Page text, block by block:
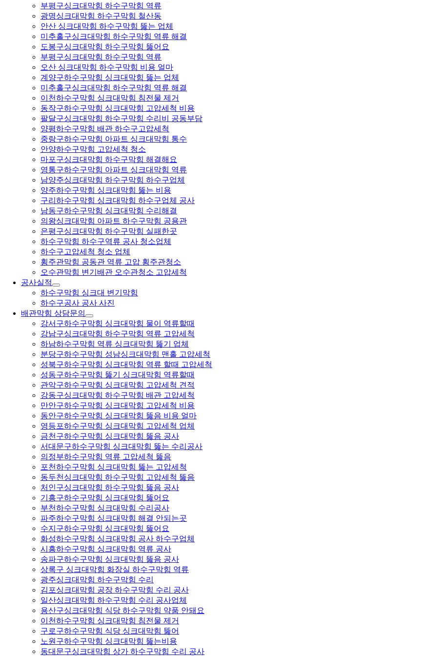
부평구싱크대막힘 하수구막힘 역류
광명싱크대막힘 하수구막힘 철산동
안산 싱크대막힘 하수구막힘 뚫는 업체
미추홀구싱크대막힘 하수구막힘 역류 해결
도봉구싱크대막힘 하수구막힘 뚫어요
부평구싱크대막힘 하수구막힘 역류
오산 싱크대막힘 하수구막힘 비용 얼마
계양구하수구막힘 싱크대막힘 뚫는 업체
미추홀구싱크대막힘 하수구막힘 역류 해결
이천하수구막힘 싱크대막힘 침전물 제거
동작구하수구막힘 싱크대막힘 고압세척 비용
팔달구싱크대막힘 하수구막힘 수리비 공동부담
양평하수구막힘 배관 하수구고압세척
중랑구하수구막힘 아파트 싱크대막힘 통수
안양하수구막힘 고압세척 청소
마포구싱크대막힘 하수구막힘 해결해요
영통구하수구막힘 아파트 싱크대막힘 역류
남양주싱크대막힘 하수구막힘 하수구업체
양주하수구막힘 싱크대막힘 뚫는 비용
구리하수구막힘 싱크대막힘 하수구업체 공사
남동구하수구막힘 싱크대막힘 수리해결
의왕싱크대막힘 아파트 하수구막힘 공용관
은평구싱크대막힘 하수구막힘 실패한곳
하수구막힘 하수구역류 공사 청소업체
하수구고압세척 청소 업체
횡주관막힘 공동관 역류 고압 횡주관청소
오수관막힘 변기배관 오수관청소 고압세척
공사실적
하수구막힘 싱크대 변기막힘
하수구공사 공사 사진
배관막힘 상담문의
강서구하수구막힘 싱크대막힘 물이 역류할때
강남구싱크대막힘 하수구막힘 역류 고압세척
하남하수구막힘 역류 싱크대막힘 뚫기 업체
분당구하수구막힘 성남싱크대막힘 맨홀 고압세척
성북구하수구막힘 싱크대막힘 역류 할때 고압세척
성동구하수구막힘 뚫기 싱크대막힘 역류할때
관악구하수구막힘 싱크대막힘 고압세척 견적
강동구싱크대막힘 하수구막힘 배관 고압세척
만안구하수구막힘 싱크대막힘 고압세척 비용
동안구하수구막힘 싱크대막힘 뚫음 비용 얼마
영등포하수구막힘 싱크대막힘 고압세척 업체
금천구하수구막힘 싱크대막힘 뚫음 공사
서대문구하수구막힘 싱크대막힘 뚫는 수리공사
의정부하수구막힘 역류 고압세척 뚫음
포천하수구막힘 싱크대막힘 뚫는 고압세척
동두천싱크대막힘 하수구막힘 고압세척 뚫음
처인구싱크대막힘 하수구막힘 뚫음 공사
기흥구하수구막힘 싱크대막힘 뚫어요
부천하수구막힘 싱크대막힘 수리공사
파주하수구막힘 싱크대막힘 해결 안되는곳
수지구하수구막힘 싱크대막힘 뚫어요
화성하수구막힘 싱크대막힘 공사 하수구업체
시흥하수구막힘 싱크대막힘 역류 공사
송파구하수구막힘 싱크대막힘 뚫음 공사
상록구 싱크대막힘 화장실 하수구막힘 역류
광주싱크대막힘 하수구막힘 수리
김포싱크대막힘 공장 하수구막힘 수리 공사
일산싱크대막힘 하수구막힘 수리 공사업체
용산구싱크대막힘 식당 하수구막힘 약품 안돼요
이천하수구막힘 싱크대막힘 침전물 제거
구로구하수구막힘 식당 싱크대막힘 뚫어
노원구하수구막힘 싱크대막힘 뚫는비용
동대문구싱크대막힘 상가 하수구막힘 수리 공사